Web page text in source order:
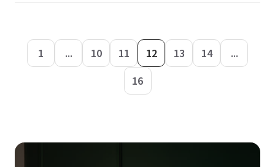
1 ... 10 11 12 13 14
...
16